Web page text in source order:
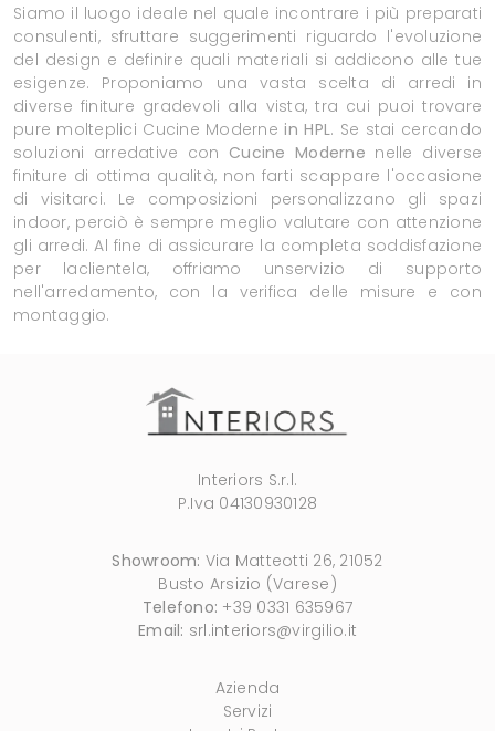
Siamo il luogo ideale nel quale incontrare i più preparati
consulenti, sfruttare suggerimenti riguardo l'evoluzione
del design e definire quali materiali si addicono alle tue
esigenze. Proponiamo una vasta scelta di arredi in
diverse finiture gradevoli alla vista, tra cui puoi trovare
pure molteplici Cucine Modernein HPL. Se stai cercando
soluzioni arredative con Cucine Moderne nelle diverse
finiture di ottima qualità, non farti scappare l'occasione
di visitarci. Le composizioni personalizzano gli spazi
indoor, perciò è sempre meglio valutare con attenzione
gli arredi. Al fine di assicurare la completa soddisfazione
per laclientela, offriamo unservizio di supporto
nell'arredamento, con la verifica delle misure e con
montaggio.
Interiors S.r.l.
P.Iva 04130930128
Showroom: Via Matteotti 26, 21052
Busto Arsizio (Varese)
Telefono: +39 0331 635967
Email: srl.interiors@virgilio.it
Azienda
Servizi